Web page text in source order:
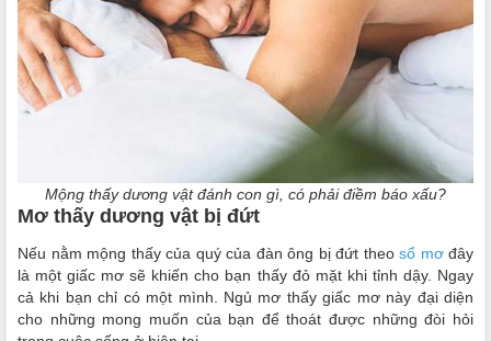
Mộng thấy dương vật đánh con gì, có phải điềm báo xấu?
Mơ thấy dương vật bị đứt
Nếu nằm mộng thấy của quý của đàn ông bị đứt theo sổ mơđây
là một giấc mơ sẽ khiến cho bạn thấy đỏ mặt khi tỉnh dậy. Ngay
cả khi bạn chỉ có một mình. Ngủ mơ thấy giấc mơ này đại diện
cho những mong muốn của bạn để thoát được những đòi hỏi